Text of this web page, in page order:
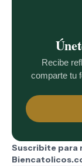
Recibe
comparte tu
Suscribite para